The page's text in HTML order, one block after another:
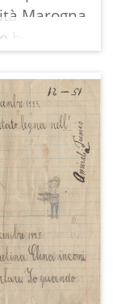
Marogna
proprietari
il
un terreno